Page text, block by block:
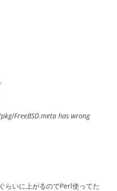
pkg/​FreeBSD.meta has wrong
いに上がるのでPerl使ってた